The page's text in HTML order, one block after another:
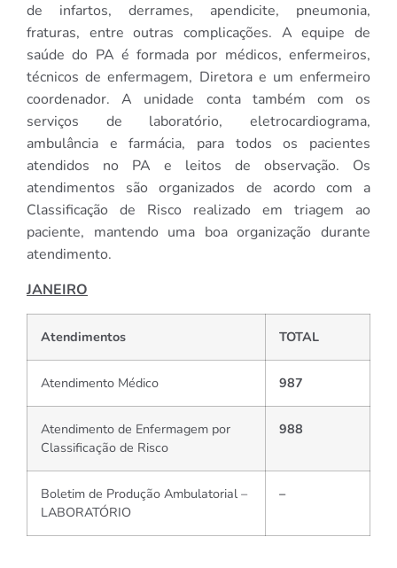
de infartos, derrames, apendicite, pneumonia,
fraturas, entre outras complicações. A equipe de
saúde do PA é formada por médicos, enfermeiros,
técnicos de enfermagem, Diretora e um enfermeiro
coordenador. A unidade conta também com os
serviços de laboratório, eletrocardiograma,
ambulância e farmácia, para todos os pacientes
atendidos no PA e leitos de observação. Os
atendimentos são organizados de acordo com a
Classificação de Risco realizado em triagem ao
paciente, mantendo uma boa organização durante
atendimento.
JANEIRO
Atendimentos TOTAL
Atendimento Médico 987
Atendimento de Enfermagem por
Classificação de Risco
988
Boletim de Produção Ambulatorial –
LABORATÓRIO
–